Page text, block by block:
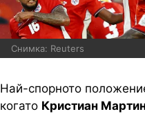
Снимка: Reuters
Най-спорното
когато Кристиан